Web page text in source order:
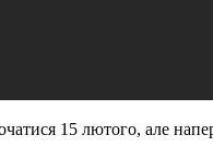
15 лютого, але